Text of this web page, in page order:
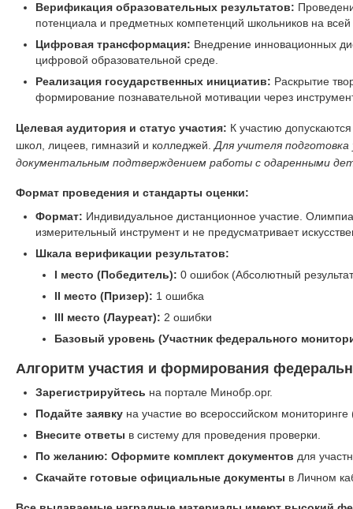
Верификация образовательных результатов:
потенциала и предметных компетенций школьников на
Цифровая трансформация: Внедрение инновационных
цифровой образовательной среде.
Реализация государственных инициатив: Раскрытие
формирование познавательной мотивации через
Целевая аудитория и статус участия: К участию
школ, лицеев, гимназий и колледжей. Для учителя
документальным подтверждением работы с одаренными
Формат проведения и стандарты оценки:
Формат: Индивидуальное дистанционное участие.
измерительный инструмент и не предусматривает
Шкала верификации результатов:
I место (Победитель): 0 ошибок (Абсолютный
II место (Призер): 1 ошибка
III место (Лауреат): 2 ошибки
Базовый уровень (Участник федерального
Алгоритм участия и формирования
Зарегистрируйтесь на портале Минобр.орг.
Подайте заявкуна участие во всероссийском
Внесите ответы в систему для проведения проверки.
По желанию: Оформите комплект документов для
Скачайте готовые официальные документы в Личном